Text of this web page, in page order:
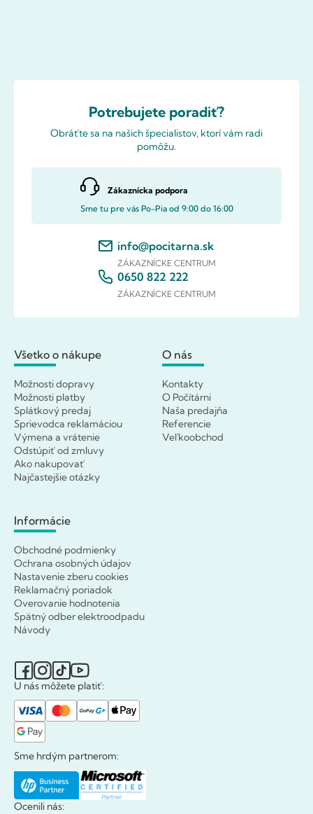
Potrebujete poradiť?
Obráťte sa na našich špecialistov, ktorí vám radi
pomôžu.
Zákaznícka podpora
Sme tu pre vás Po-Pia od 9:00 do 16:00
info@pocitarna.sk
ZÁKAZNÍCKE CENTRUM
0650 822 222
ZÁKAZNÍCKE CENTRUM
Všetko o nákupe
Možnosti dopravy
Možnosti platby
Splátkový predaj
Sprievodca reklamáciou
Výmena a vrátenie
Odstúpiť od zmluvy
Ako nakupovať
Najčastejšie otázky
O nás
Kontakty
O Počítárni
Naša predajňa
Referencie
Veľkoobchod
Informácie
Obchodné podmienky
Ochrana osobných údajov
Nastavenie zberu cookies
Reklamačný poriadok
Overovanie hodnotenia
Spätný odber elektroodpadu
Návody
U nás môžete platiť:
Sme hrdým partnerom:
Ocenili nás: